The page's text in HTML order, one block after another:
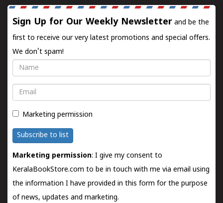
Sign Up for Our Weekly Newsletter and be the
first to receive our very latest promotions and special offers.
We don't spam!
Name
Email
Marketing permission
Subscribe to list
Marketing permission: I give my consent to
KeralaBookStore.com to be in touch with me via email using
the information I have provided in this form for the purpose
of news, updates and marketing.